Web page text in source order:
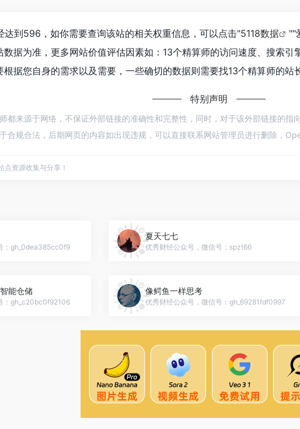
达到596，如你需要查询该站的相关权重信息，可以点击"5118数据 ""
据为准，更多网站价值评估因素如：13个精算师的访问速度、搜索
据您自身的需求以及需要，一些确切的数据则需要找13个精算师的站
特别声明
都来源于网络，不保证外部链接的准确性和完整性，同时，对于该外部链接的
合规合法，后期网页的内容如出现违规，可以直接联系网站管理员进行删除，
点资源收集与分享！
：gh_0dea385cc0f9
夏天七七
优秀财经公众号，微信号：spzt66
能仓储
：gh_c20bc0f92106
像鳄鱼一样思考
优秀财经公众号，微信号：gh_69281fdf0997